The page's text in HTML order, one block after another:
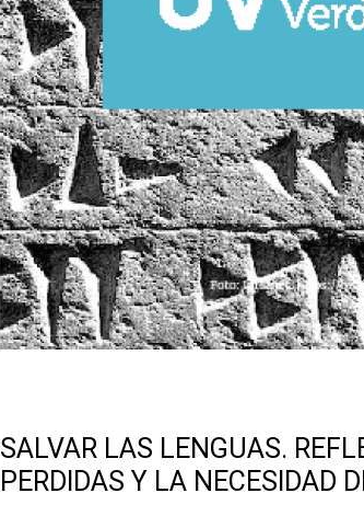
SALVAR LAS LENGUAS.
PERDIDAS Y LA NECESIDAD